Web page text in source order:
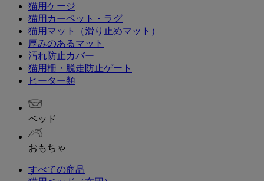
猫用ケージ
猫用カーペット・ラグ
猫用マット（滑り止めマット）
厚みのあるマット
汚れ防止カバー
猫用柵・脱走防止ゲート
ヒーター類
ベッド
おもちゃ
すべての商品